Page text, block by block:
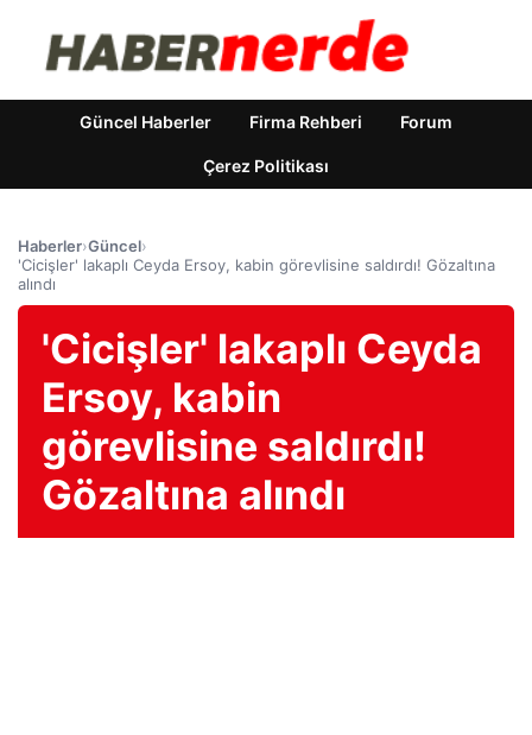
Güncel Haberler Firma Rehberi Forum
Çerez Politikası
Haberler›Güncel›
'Cicişler' lakaplı Ceyda Ersoy, kabin görevlisine saldırdı! Gözaltına
alındı
'Cicişler' lakaplı Ceyda
Ersoy, kabin
görevlisine saldırdı!
Gözaltına alındı